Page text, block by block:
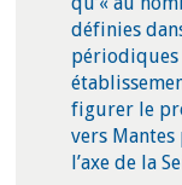
définies
périodiques
figurer le
vers
l’axe de la